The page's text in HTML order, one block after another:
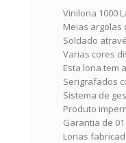
Vinilona 1000
Meias argolas
Soldado
Varias cores
Esta lona tem
Serigrafados
Sistema de
Produto
Garantia de
Lonas